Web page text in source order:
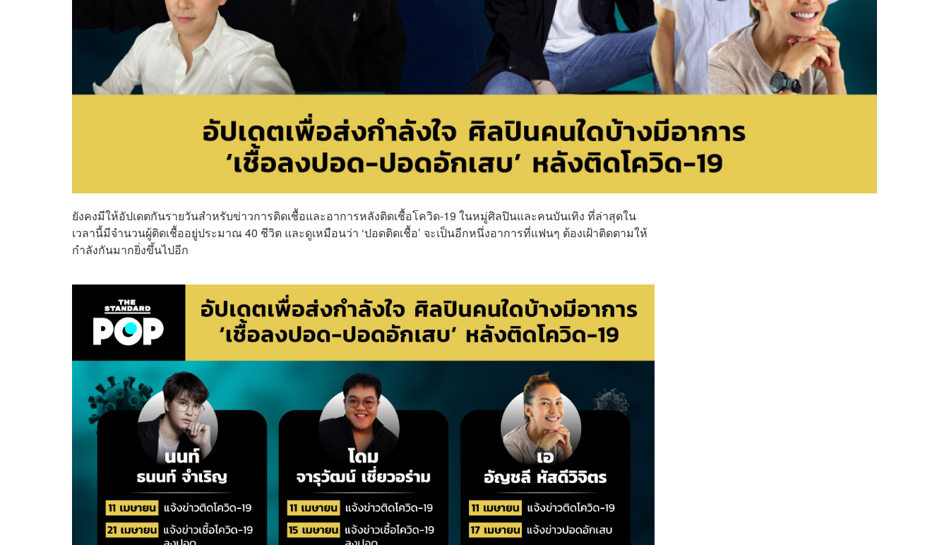
ยังคงมีให้อัปเดตกันรายวันสำหรับข่าวการติดเชื้อและอาการหลังติดเชื้อโควิด-19 ในหมู่ศิลปินและคนบันเทิง ที่ล่าสุดใน
เวลานี้มีจำนวนผู้ติดเชื้ออยู่ประมาณ 40 ชีวิต และดูเหมือนว่า ‘ปอดติดเชื้อ’ จะเป็นอีกหนึ่งอาการที่แฟนๆ ต้องเฝ้าติดตามให้
กำลังกันมากยิ่งขึ้นไปอีก